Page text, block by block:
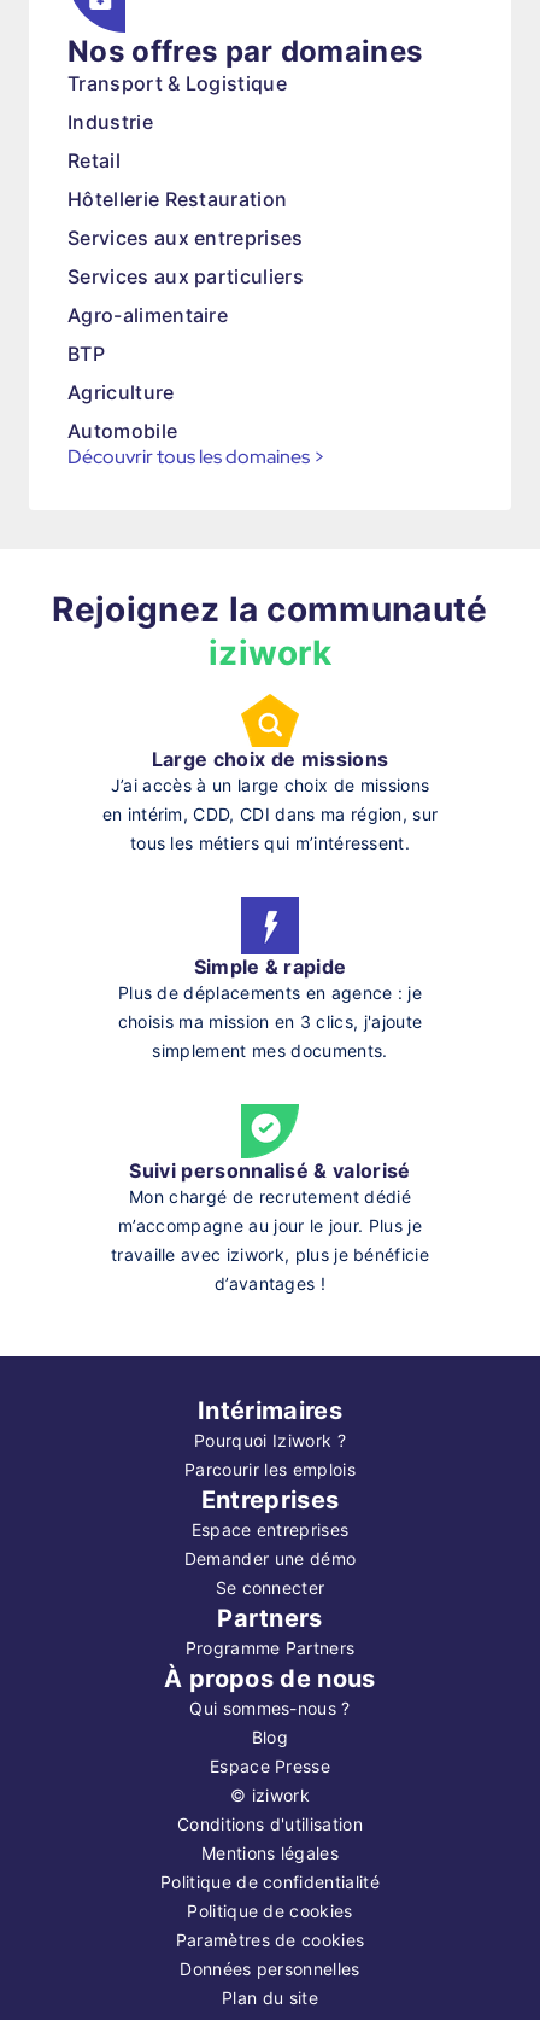
Nos offres par domaines
Transport & Logistique
Industrie
Retail
Hôtellerie Restauration
Services aux entreprises
Services aux particuliers
Agro-alimentaire
BTP
Agriculture
Automobile
Découvrir tous les domaines >
Rejoignez la communauté
iziwork
Large choix de missions
J’ai accès à un large choix de missions
en intérim, CDD, CDI dans ma région, sur
tous les métiers qui m’intéressent.
Simple & rapide
Plus de déplacements en agence : je
choisis ma mission en 3 clics, j'ajoute
simplement mes documents.
Suivi personnalisé & valorisé
Mon chargé de recrutement dédié
m’accompagne au jour le jour. Plus je
travaille avec iziwork, plus je bénéficie
d’avantages !
Intérimaires
Pourquoi Iziwork ?
Parcourir les emplois
Entreprises
Espace entreprises
Demander une démo
Se connecter
Partners
Programme Partners
À propos de nous
Qui sommes-nous ?
Blog
Espace Presse
© iziwork
Conditions d'utilisation
Mentions légales
Politique de confidentialité
Politique de cookies
Paramètres de cookies
Données personnelles
Plan du site